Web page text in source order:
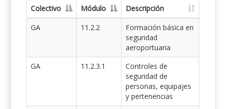
Colectivo Módulo
Descripción
GA
11.2.2
Formación básica en
seguridad
aeroportuaria
GA
11.2.3.1
Controles de
seguridad de
personas, equipajes
y pertenencias